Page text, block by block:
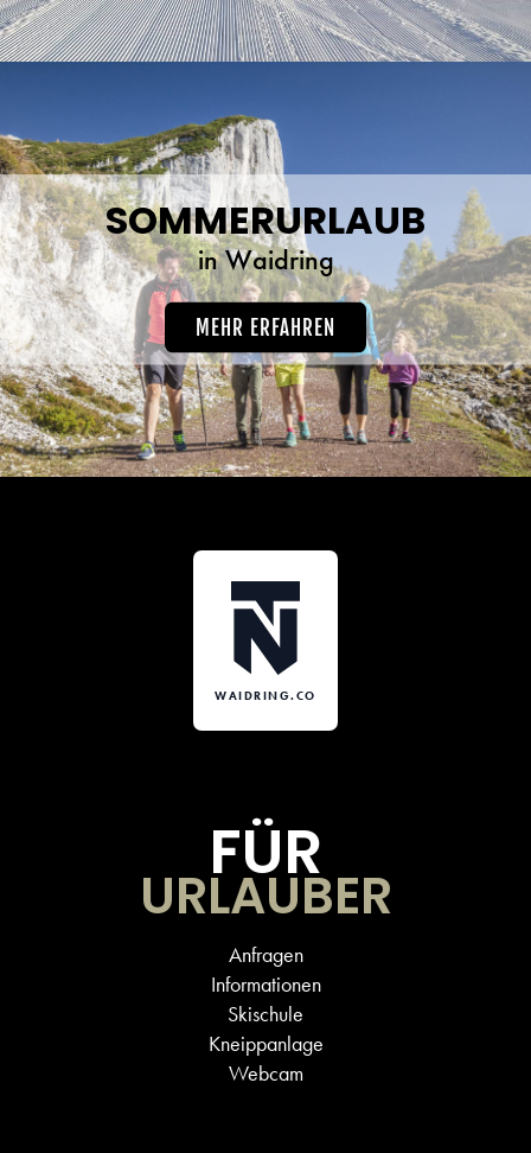
SOMMERURLAUB
in Waidring
MEHR ERFAHREN
WAIDRING.CO
FÜR
URLAUBER
Anfragen
Informationen
Skischule
Kneippanlage
Webcam